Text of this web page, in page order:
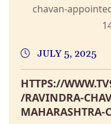
JULY 5, 2025
HTTPS://
/RAVINDRA-
MAHARASHTRA-